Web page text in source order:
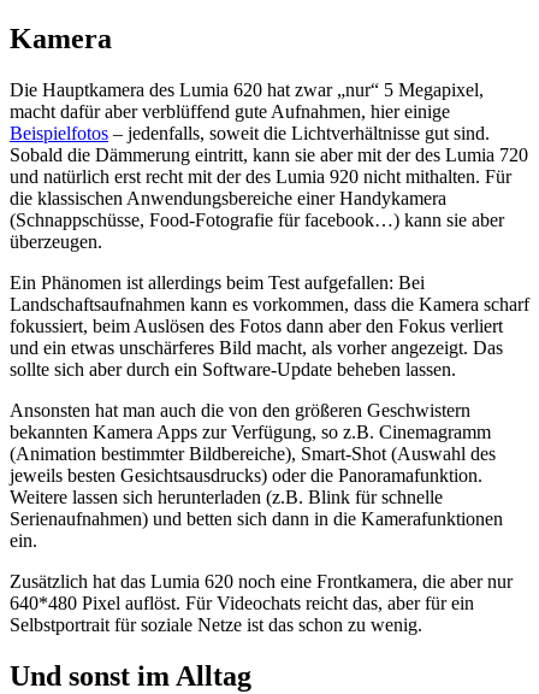
Kamera
Die Hauptkamera des Lumia 620 hat zwar „nur“ 5 Megapixel,
macht dafür aber verblüffend gute Aufnahmen, hier einige
Beispielfotos – jedenfalls, soweit die Lichtverhältnisse gut sind.
Sobald die Dämmerung eintritt, kann sie aber mit der des Lumia 720
und natürlich erst recht mit der des Lumia 920 nicht mithalten. Für
die klassischen Anwendungsbereiche einer Handykamera
(Schnappschüsse, Food-Fotografie für facebook…) kann sie aber
überzeugen.
Ein Phänomen ist allerdings beim Test aufgefallen: Bei
Landschaftsaufnahmen kann es vorkommen, dass die Kamera scharf
fokussiert, beim Auslösen des Fotos dann aber den Fokus verliert
und ein etwas unschärferes Bild macht, als vorher angezeigt. Das
sollte sich aber durch ein Software-Update beheben lassen.
Ansonsten hat man auch die von den größeren Geschwistern
bekannten Kamera Apps zur Verfügung, so z.B. Cinemagramm
(Animation bestimmter Bildbereiche), Smart-Shot (Auswahl des
jeweils besten Gesichtsausdrucks) oder die Panoramafunktion.
Weitere lassen sich herunterladen (z.B. Blink für schnelle
Serienaufnahmen) und betten sich dann in die Kamerafunktionen
ein.
Zusätzlich hat das Lumia 620 noch eine Frontkamera, die aber nur
640*480 Pixel auflöst. Für Videochats reicht das, aber für ein
Selbstportrait für soziale Netze ist das schon zu wenig.
Und sonst im Alltag